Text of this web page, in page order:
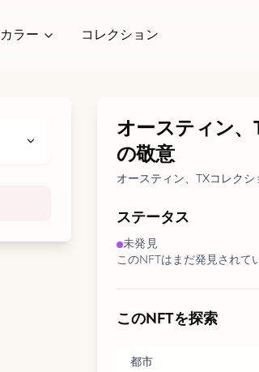
カラー コレクション
オースティン、
の敬意
オースティン、TXコレクシ
ステータス
未発見
このNFTはまだ発見されて
このNFTを探索
都市